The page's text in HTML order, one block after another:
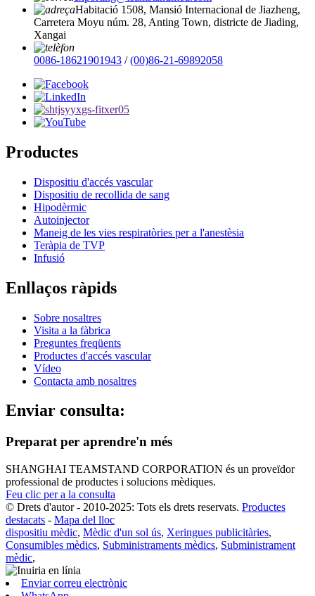
Habitació 1508, Mansió Internacional de Jiazheng,
Carretera Moyu núm. 28, Anting Town, districte de Jiading,
Xangai
0086-18621901943 /(00)86-21-69892058
Productes
Dispositiu d'accés vascular
Dispositiu de recollida de sang
Hipodèrmic
Autoinjector
Maneig de les vies respiratòries per a l'anestèsia
Teràpia de TVP
Infusió
Enllaços ràpids
Sobre nosaltres
Visita a la fàbrica
Preguntes freqüents
Productes d'accés vascular
Vídeo
Contacta amb nosaltres
Enviar consulta:
Preparat per aprendre'n més
SHANGHAI TEAMSTAND CORPORATION és un proveïdor
professional de productes i solucions mèdiques.
Feu clic per a la consulta
© Drets d'autor - 2010-2025: Tots els drets reservats. Productes
destacats - Mapa del lloc
dispositiu mèdic, Mèdic d'un sol ús, Xeringues publicitàries,
Consumibles mèdics, Subministraments mèdics, Subministrament
mèdic,
Enviar correu electrònic